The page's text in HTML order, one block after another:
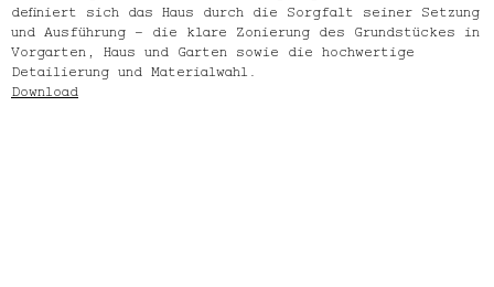
definiert sich das Haus durch die Sorgfalt seiner Setzung
und Ausführung – die klare Zonierung des Grundstückes in
Vorgarten, Haus und Garten sowie die hochwertige
Detailierung und Materialwahl.
Download